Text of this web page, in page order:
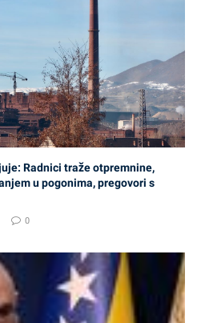
Radnici traže otpremnine,
u pogonima, pregovori s
0